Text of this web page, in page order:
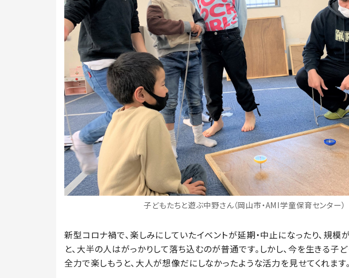
子どもたちと遊ぶ中野さん（岡山市・AMI学童保育センター）
新型コロナ禍で、楽しみにしていたイベントが延期・中止になったり、規模
と、大半の人はがっかりして落ち込むのが普通です。しかし、今を生きる子
全力で楽しもうと、大人が想像だにしなかったような活力を見せてくれます。